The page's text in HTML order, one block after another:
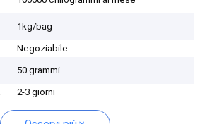
1kg/bag
Negoziabile
50 grammi
2-3 giorni